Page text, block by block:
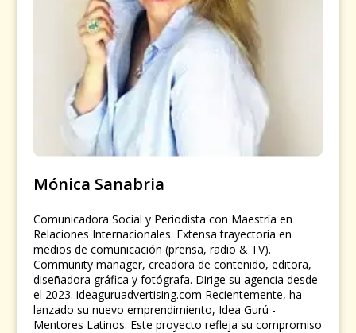
Mónica Sanabria
Comunicadora Social y Periodista con Maestría en
Relaciones Internacionales. Extensa trayectoria en
medios de comunicación (prensa, radio & TV).
Community manager, creadora de contenido, editora,
diseñadora gráfica y fotógrafa. Dirige su agencia desde
el 2023. ideaguruadvertising.com Recientemente, ha
lanzado su nuevo emprendimiento, Idea Gurú -
Mentores Latinos. Este proyecto refleja su compromiso